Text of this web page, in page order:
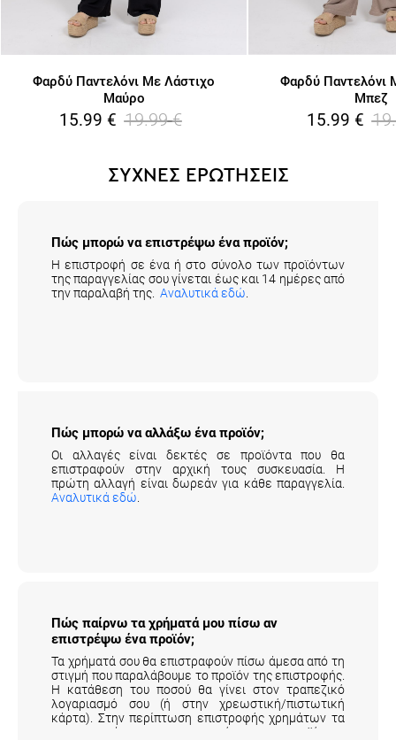
Φαρδύ Παντελόνι Με Λάστιχο
Μαύρο
15.99 € 19.99 €
Φαρδύ Παντελόνι
Μπεζ
15.99 €
ΣΥΧΝΕΣ ΕΡΩΤΗΣΕΙΣ
Πώς μπορώ να επιστρέψω ένα προϊόν;
Η επιστροφή σε ένα ή στο σύνολο των προϊόντων
της παραγγελίας σου γίνεται έως και 14 ημέρες από
την παραλαβή της. Αναλυτικά εδώ
Πώς μπορώ να αλλάξω ένα προϊόν;
Οι αλλαγές είναι δεκτές σε προϊόντα που θα
επιστραφούν στην αρχική τους συσκευασία. Η
πρώτη αλλαγή είναι δωρεάν για κάθε παραγγελία.
Αναλυτικά εδώ
Πώς παίρνω τα χρήματά μου πίσω αν
επιστρέψω ένα προϊόν;
Τα χρήματά σου θα επιστραφούν πίσω άμεσα από τη
στιγμή που παραλάβουμε το προϊόν της επιστροφής.
Η κατάθεση του ποσού θα γίνει στον τραπεζικό
λογαριασμό σου (ή στην χρεωστική/πιστωτική
κάρτα). Στην περίπτωση επιστροφής χρημάτων τα
μεταφορικά της επιστροφής του προϊόντος